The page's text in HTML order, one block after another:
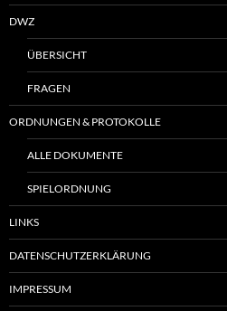
DWZ
ÜBERSICHT
FRAGEN
ORDNUNGEN & PROTOKOLLE
ALLE DOKUMENTE
SPIELORDNUNG
LINKS
DATENSCHUTZERKLÄRUNG
IMPRESSUM